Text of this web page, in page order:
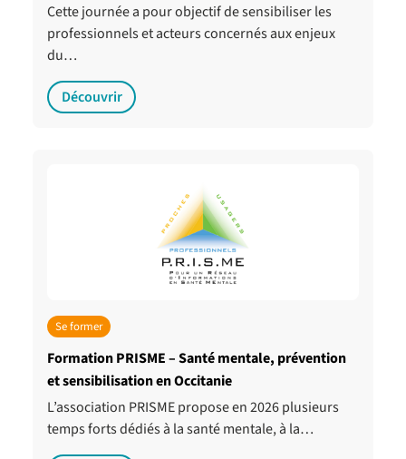
Cette journée a pour objectif de sensibiliser les
professionnels et acteurs concernés aux enjeux
du…
Découvrir
Se former
Formation PRISME – Santé mentale, prévention
et sensibilisation en Occitanie
L’association PRISME propose en 2026 plusieurs
temps forts dédiés à la santé mentale, à la…